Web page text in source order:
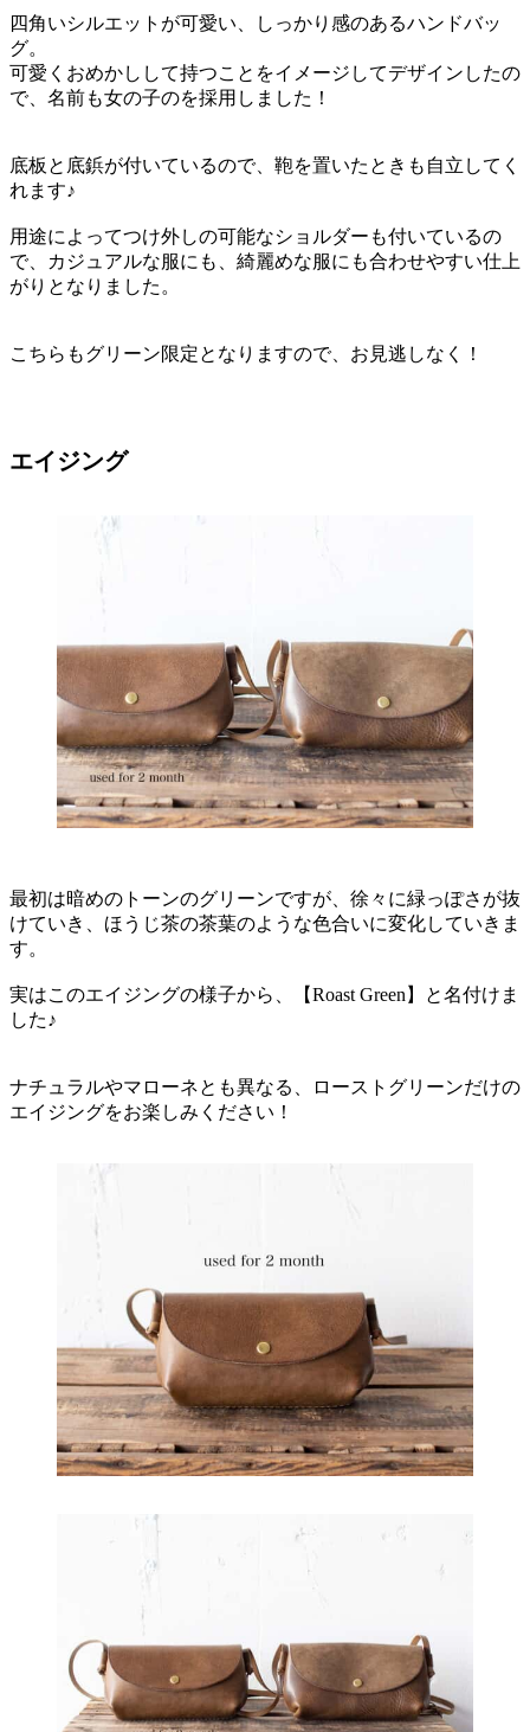
四角いシルエットが可愛い、しっかり感のあるハンドバッ
グ。
可愛くおめかしして持つことをイメージしてデザインしたの
で、名前も女の子のを採用しました！
底板と底鋲が付いているので、鞄を置いたときも自立してく
れます♪
用途によってつけ外しの可能なショルダーも付いているの
で、カジュアルな服にも、綺麗めな服にも合わせやすい仕上
がりとなりました。
こちらもグリーン限定となりますので、お見逃しなく！
エイジング
最初は暗めのトーンのグリーンですが、徐々に緑っぽさが抜
けていき、ほうじ茶の茶葉のような色合いに変化していきま
す。
実はこのエイジングの様子から、【Roast Green】と名付けま
した♪
ナチュラルやマローネとも異なる、ローストグリーンだけの
エイジングをお楽しみください！